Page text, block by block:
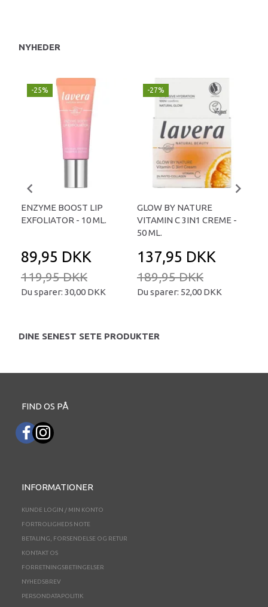
NYHEDER
-25%
ENZYME BOOST LIP
EXFOLIATOR - 10 ML.
89,95 DKK
119,95 DKK
Du sparer: 30,00 DKK
-27%
GLOW BY NATURE
VITAMIN C 3IN1 CREME -
50 ML.
137,95 DKK
189,95 DKK
Du sparer: 52,00 DKK
DINE SENEST SETE PRODUKTER
FIND OS PÅ
INFORMATIONER
KUNDE LOGIN / MIN KONTO
FORTROLIGHEDS NOTE
BETALING, FORSENDELSE OG RETUR
KONTAKT OS
FORRETNINGSBETINGELSER
NYHEDSBREV
PERSONDATAPOLITIK